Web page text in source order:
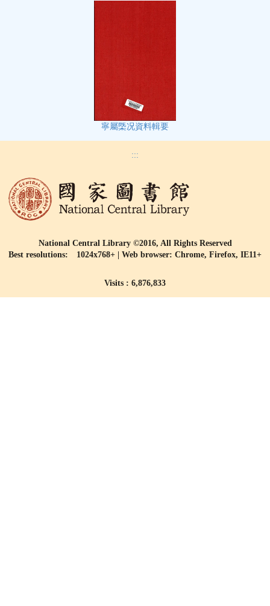
寧屬㮣况資料輯要
:::
National Central Library ©2016, All Rights Reserved
Best resolutions: 1024x768+ | Web browser: Chrome, Firefox, IE11+
Visits : 6,876,833